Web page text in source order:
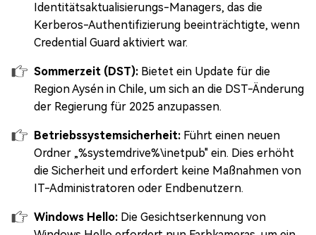
Identitätsaktualisierungs-Managers, das die
Kerberos-Authentifizierung beeinträchtigte, wenn
Credential Guard aktiviert war.
Sommerzeit (DST): Bietet ein Update für die
Region Aysén in Chile, um sich an die DST-Änderung
der Regierung für 2025 anzupassen.
Betriebssystemsicherheit: Führt einen neuen
Ordner „%systemdrive%\inetpub" ein. Dies erhöht
die Sicherheit und erfordert keine Maßnahmen von
IT-Administratoren oder Endbenutzern.
Windows Hello: Die Gesichtserkennung von